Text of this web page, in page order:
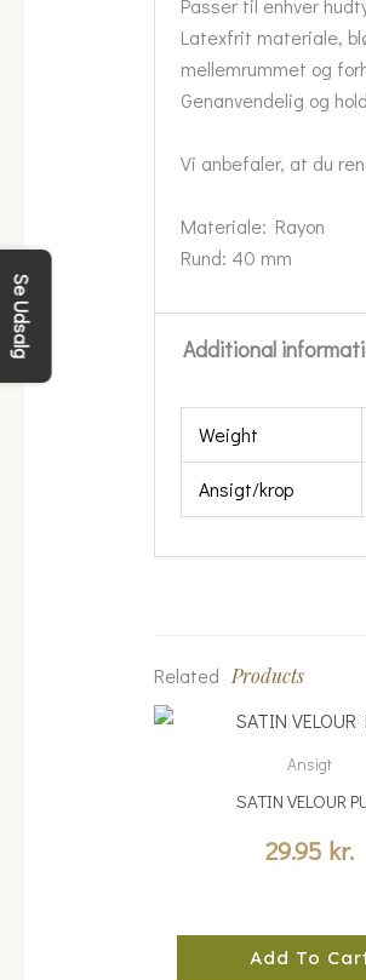
Passer til enhver
Latexfrit materiale,
mellemrummet og
Genanvendelig og
Vi anbefaler, at du
Materiale: Rayon
Rund: 40 mm
Additional
Weight
Ansigt/krop
Related Products
Ansigt
SATIN VELOUR
29.95 kr.
Add To
Se Udsalg